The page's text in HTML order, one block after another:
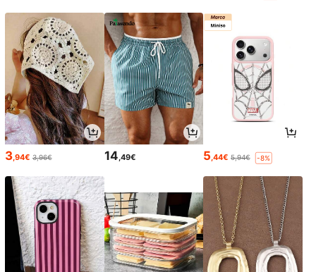
3,94€ 3,96€ 14,49€ 5,44€ 5,94€ -8%